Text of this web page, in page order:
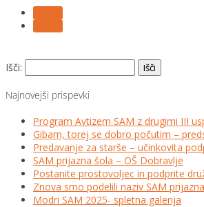
Išči:
Najnovejši prispevki
Program Avtizem SAM z drugimi III
Gibam, torej se dobro počutim –
Predavanje za starše – učinkovita
SAM prijazna šola – OŠ Dobravlje
Postanite prostovoljec in podprite
Znova smo podelili naziv SAM
Modri SAM 2025- spletna galerija